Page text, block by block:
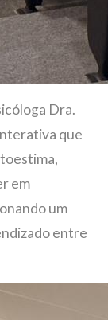
Dra.
que
em
um
entre